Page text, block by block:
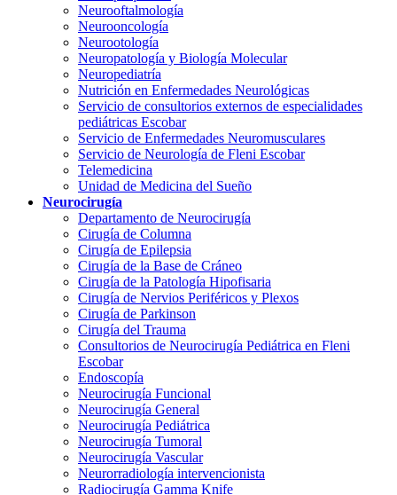
Neurooftalmología
Neurooncología
Neurootología
Neuropatología y Biología Molecular
Neuropediatría
Nutrición en Enfermedades Neurológicas
Servicio de consultorios externos de especialidades
pediátricas Escobar
Servicio de Enfermedades Neuromusculares
Servicio de Neurología de Fleni Escobar
Telemedicina
Unidad de Medicina del Sueño
Neurocirugía
Departamento de Neurocirugía
Cirugía de Columna
Cirugía de Epilepsia
Cirugía de la Base de Cráneo
Cirugía de la Patología Hipofisaria
Cirugía de Nervios Periféricos y Plexos
Cirugía de Parkinson
Cirugía del Trauma
Consultorios de Neurocirugía Pediátrica en Fleni
Escobar
Endoscopía
Neurocirugía Funcional
Neurocirugía General
Neurocirugía Pediátrica
Neurocirugía Tumoral
Neurocirugía Vascular
Neurorradiología intervencionista
Radiocirugía Gamma Knife